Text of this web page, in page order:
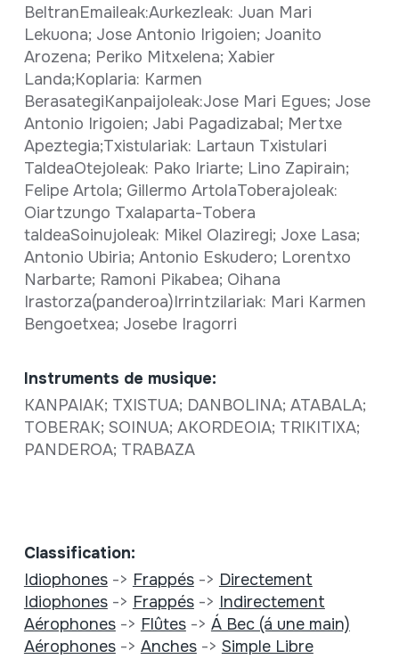
BeltranEmaileak:Aurkezleak: Juan Mari
Lekuona; Jose Antonio Irigoien; Joanito
Arozena; Periko Mitxelena; Xabier
Landa;Koplaria: Karmen
BerasategiKanpaijoleak:Jose Mari Egues; Jose
Antonio Irigoien; Jabi Pagadizabal; Mertxe
Apeztegia;Txistulariak: Lartaun Txistulari
TaldeaOtejoleak: Pako Iriarte; Lino Zapirain;
Felipe Artola; Gillermo ArtolaToberajoleak:
Oiartzungo Txalaparta-Tobera
taldeaSoinujoleak: Mikel Olaziregi; Joxe Lasa;
Antonio Ubiria; Antonio Eskudero; Lorentxo
Narbarte; Ramoni Pikabea; Oihana
Irastorza(panderoa)Irrintzilariak: Mari Karmen
Bengoetxea; Josebe Iragorri
Instruments de musique:
KANPAIAK; TXISTUA; DANBOLINA; ATABALA;
TOBERAK; SOINUA; AKORDEOIA; TRIKITIXA;
PANDEROA; TRABAZA
Classification:
Idiophones-> Frappés-> Directement
Idiophones-> Frappés-> Indirectement
Aérophones-> Flûtes-> Á Bec (á une main)
Aérophones-> Anches-> Simple Libre